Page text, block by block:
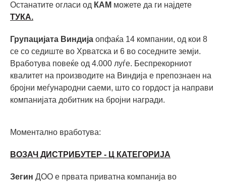
Останатите огласи од КАМ можете да ги најдете
ТУКА.
Групацијата Виндија опфаќа 14 компании, од кои 8
се со седиште во Хрватска и 6 во соседните земји.
Вработува повеќе од 4.000 луѓе. Беспрекорниот
квалитет на производите на Виндија е препознаен на
бројни меѓународни саеми, што со гордост ја направи
компанијата добитник на бројни награди.
Моментално вработува:
ВОЗАЧ ДИСТРИБУТЕР - Ц КАТЕГОРИЈА
Зегин ДОО е првата приватна компанија во